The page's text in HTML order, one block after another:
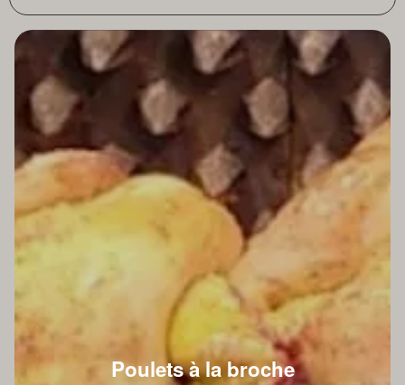
Poulets à la broche